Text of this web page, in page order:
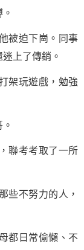
被迫下崗。同事
上了傳銷。
架玩遊戲，勉強
聯考考取了一所
不努力的人，
都日常偷懶、不